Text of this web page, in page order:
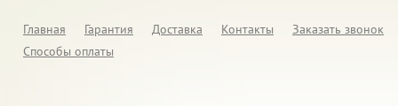
Главная Гарантия Доставка Контакты
Заказать звонок
Способы оплаты